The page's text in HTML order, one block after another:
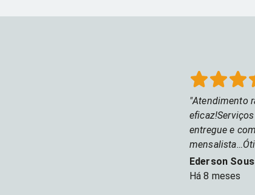
Atendimento
entregue e
Ederson
Há 8 meses